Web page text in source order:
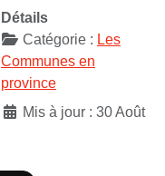
Détails
Catégorie : Les
Communes en
province
Mis à jour : 30 Août